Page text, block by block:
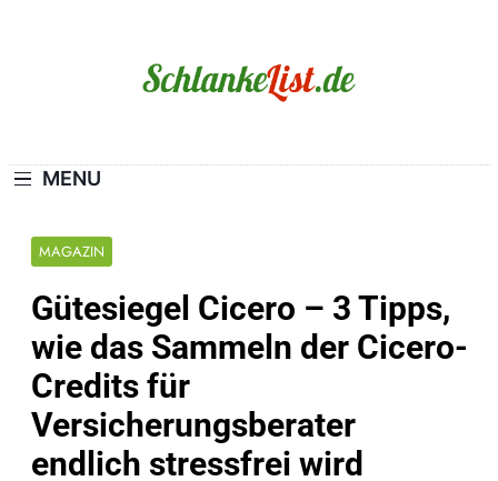
MENU
MAGAZIN
Gütesiegel Cicero – 3 Tipps,
wie das Sammeln der Cicero-
Credits für
Versicherungsberater
endlich stressfrei wird